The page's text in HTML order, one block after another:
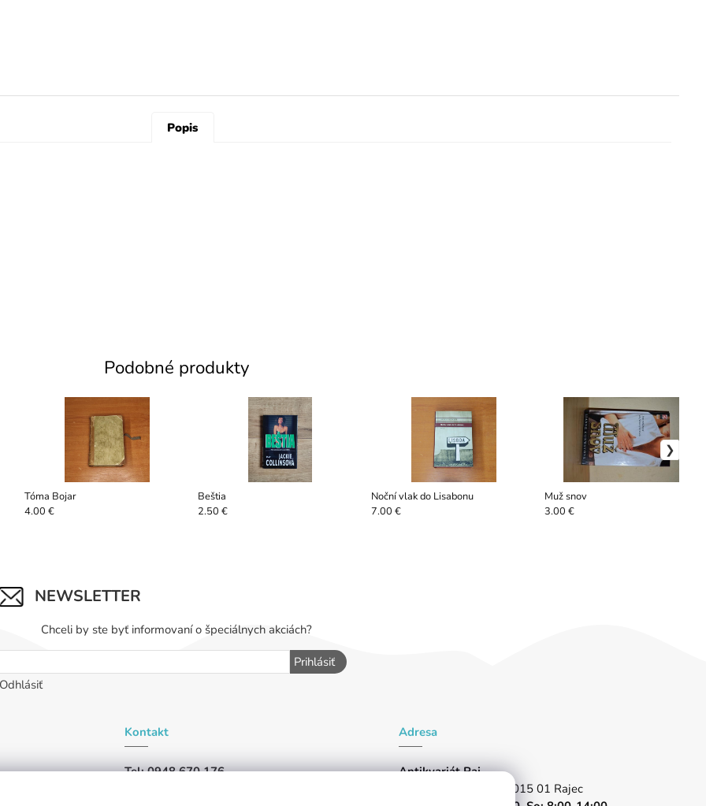
Popis
Podobné produkty
Tóma Bojar
4.00 €
Beštia
2.50 €
Noční vlak do Lisabonu
7.00 €
Muž snov
3.00 €
NEWSLETTER
Chceli by ste byť informovaní o špeciálnych akciách?
Prihlásiť
Odhlásiť
Kontakt
Tel: 0948 670 176
Adresa
Antikvariát Raj
Partizánska 1024/96, 015 01 Rajec